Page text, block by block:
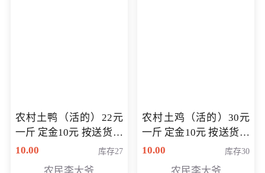
农村土鸭（活的）22元
一斤 定金10元 按送货交
付时秤重计算货款 定金
10.00 库存27
农村土鸡（活的）30元
一斤 定金10元 按送货交
付时秤重计算货款 定金
10.00 库存30